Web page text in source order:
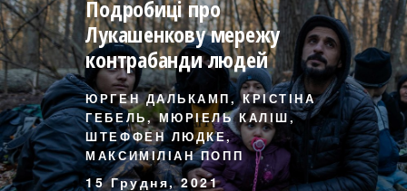
Подробиці про
Лукашенкову мережу
контрабанди людей
ЮРГЕН ДАЛЬКАМП, КРІСТІНА
ГЕБЕЛЬ, МЮРІЕЛЬ КАЛІШ,
ШТЕФФЕН ЛЮДКЕ,
МАКСИМІЛІАН ПОПП
15 Грудня, 2021